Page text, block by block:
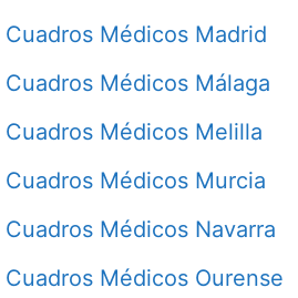
Cuadros Médicos Madrid
Cuadros Médicos Málaga
Cuadros Médicos Melilla
Cuadros Médicos Murcia
Cuadros Médicos Navarra
Cuadros Médicos Ourense